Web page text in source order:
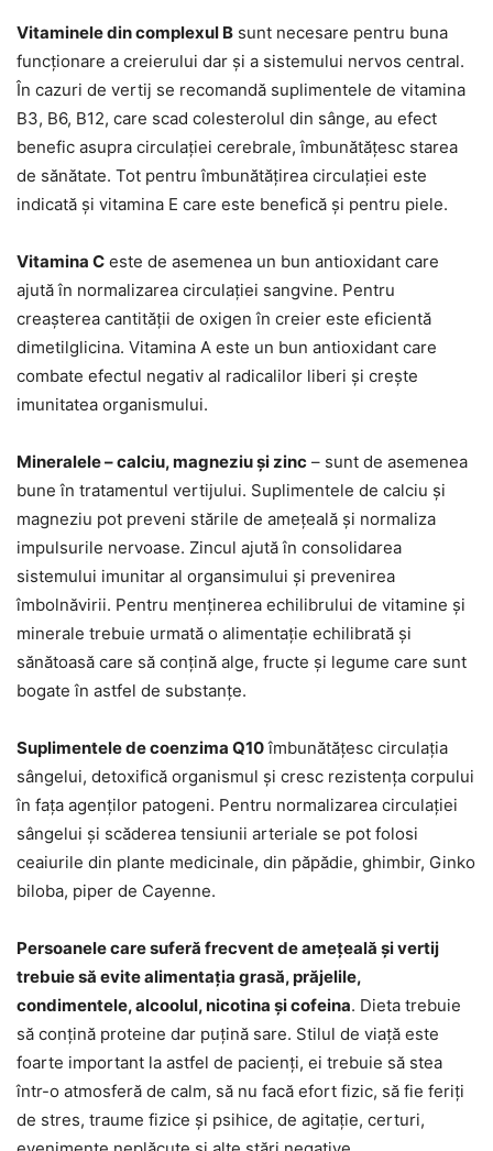
Vitaminele din complexul B sunt necesare pentru buna
funcționare a creierului dar și a sistemului nervos central.
În cazuri de vertij se recomandă suplimentele de vitamina
B3, B6, B12, care scad colesterolul din sânge, au efect
benefic asupra circulației cerebrale, îmbunătățesc starea
de sănătate. Tot pentru îmbunătățirea circulației este
indicată și vitamina E care este benefică și pentru piele.
Vitamina C este de asemenea un bun antioxidant care
ajută în normalizarea circulației sangvine. Pentru
creașterea cantității de oxigen în creier este eficientă
dimetilglicina. Vitamina A este un bun antioxidant care
combate efectul negativ al radicalilor liberi și crește
imunitatea organismului.
Mineralele – calciu, magneziu și zinc – sunt de asemenea
bune în tratamentul vertijului. Suplimentele de calciu și
magneziu pot preveni stările de amețeală și normaliza
impulsurile nervoase. Zincul ajută în consolidarea
sistemului imunitar al organsimului și prevenirea
îmbolnăvirii. Pentru menținerea echilibrului de vitamine și
minerale trebuie urmată o alimentație echilibrată și
sănătoasă care să conțină alge, fructe și legume care sunt
bogate în astfel de substanțe.
Suplimentele de coenzima Q10îmbunătățesc circulația
sângelui, detoxifică organismul și cresc rezistența corpului
în fața agenților patogeni. Pentru normalizarea circulației
sângelui și scăderea tensiunii arteriale se pot folosi
ceaiurile din plante medicinale, din păpădie, ghimbir, Ginko
biloba, piper de Cayenne.
Persoanele care suferă frecvent de amețeală și vertij
trebuie să evite alimentația grasă, prăjelile,
condimentele, alcoolul, nicotina și cofeina. Dieta trebuie
să conțină proteine dar puțină sare. Stilul de viață este
foarte important la astfel de pacienți, ei trebuie să stea
într-o atmosferă de calm, să nu facă efort fizic, să fie feriți
de stres, traume fizice și psihice, de agitație, certuri,